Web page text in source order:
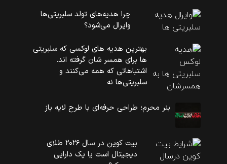
چرا هدیه‌های تولد سلبریتی‌ها
وایرال می‌شود؟
بهترین هدیه های لوکسی که سلبریتی
ها برای همسر شان گرفته اند.
اشتباهاتی که همه می‌کنند و
سلبریتی‌ها نه
بنر محرم؛ طراحی حرفه‌ای با طرح لایه باز
بیت کوین در سال ۲۰۲۶ طلای
دیجیتال است یا یک دارایی